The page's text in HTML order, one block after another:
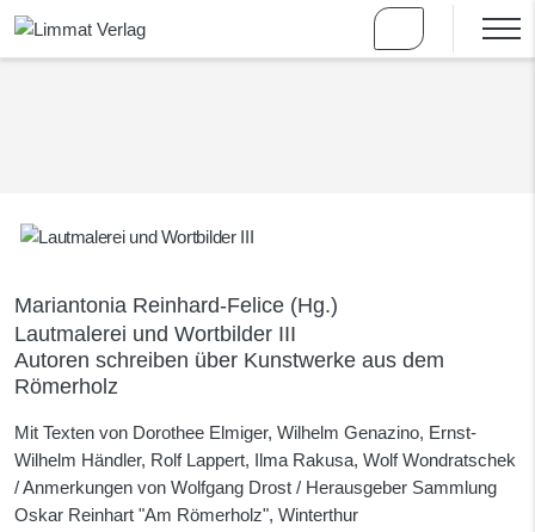
Mariantonia Reinhard-Felice (Hg.)
Lautmalerei und Wortbilder III
Autoren schreiben über Kunstwerke aus dem
Römerholz
Mit Texten von Dorothee Elmiger, Wilhelm Genazino, Ernst-
Wilhelm Händler, Rolf Lappert, Ilma Rakusa, Wolf Wondratschek
/ Anmerkungen von Wolfgang Drost / Herausgeber Sammlung
Oskar Reinhart "Am Römerholz", Winterthur